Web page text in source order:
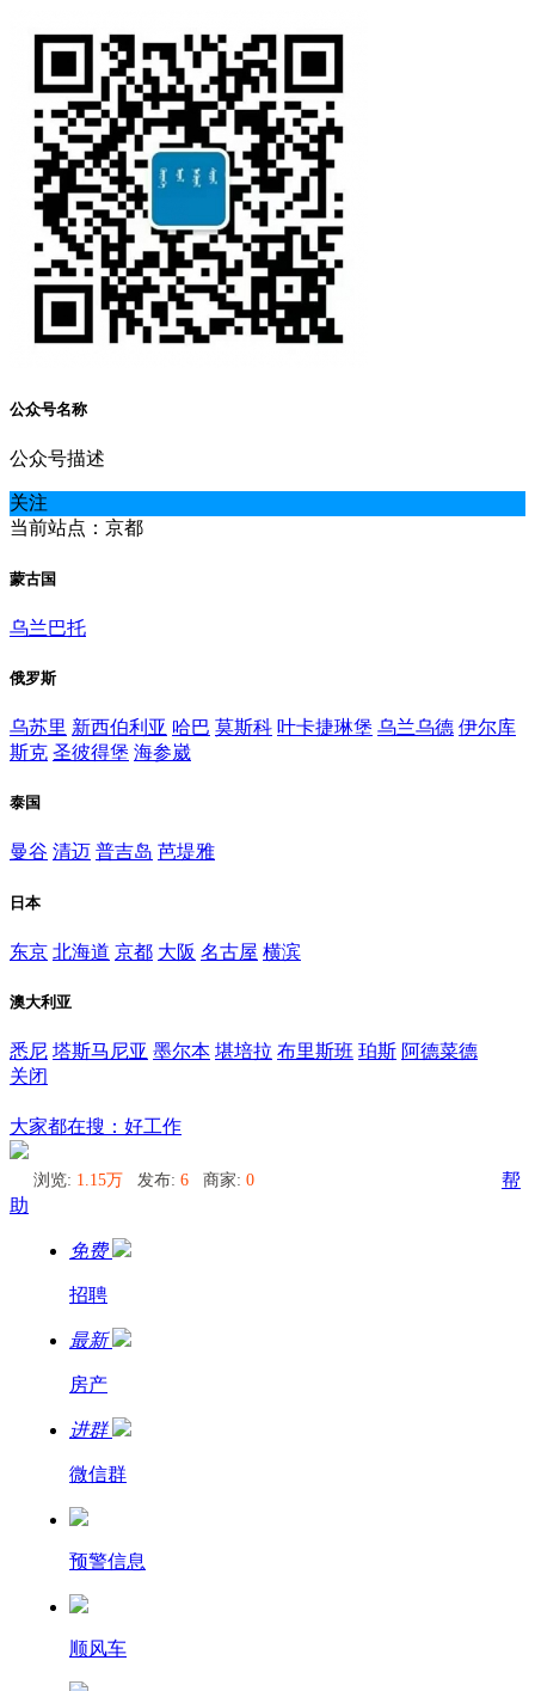
公众号名称
公众号描述
关注
当前站点：京都
蒙古国
乌兰巴托
俄罗斯
乌苏里 新西伯利亚 哈巴 莫斯科 叶卡捷琳堡 乌兰乌德 伊尔库
斯克 圣彼得堡 海参崴
泰国
曼谷 清迈 普吉岛 芭堤雅
日本
东京 北海道 京都 大阪 名古屋 横滨
澳大利亚
悉尼 塔斯马尼亚 墨尔本 堪培拉 布里斯班 珀斯 阿德菜德
关闭
大家都在搜：好工作
浏览: 1.15万 发布: 6 商家: 0
帮
助
免费
招聘
最新
房产
进群
微信群
预警信息
顺风车